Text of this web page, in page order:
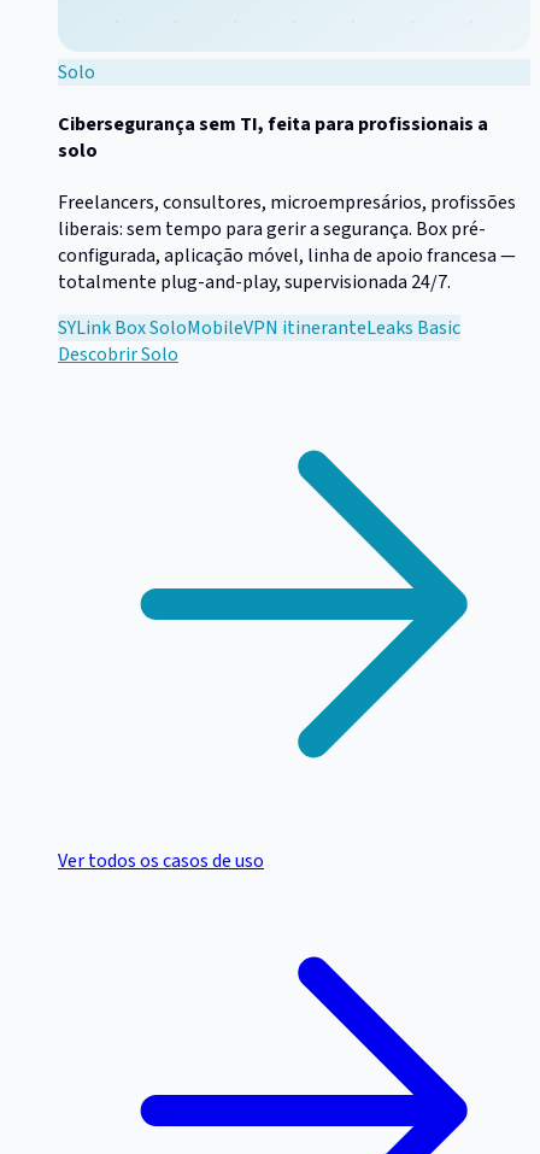
Solo
Cibersegurança sem TI, feita para profissionais a
solo
Freelancers, consultores, microempresários, profissões
liberais: sem tempo para gerir a segurança. Box pré-
configurada, aplicação móvel, linha de apoio francesa —
totalmente plug-and-play, supervisionada 24/7.
SYLink Box SoloMobileVPN itineranteLeaks Basic
DescobrirSolo
Ver todos os casos de uso